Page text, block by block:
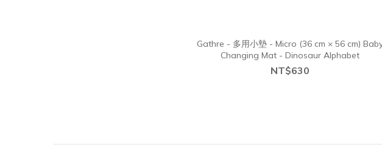
Gathre - 多用小墊 - Micro (36 cm × 56 cm)
Changing Mat - Dinosaur Alphabet
NT$630